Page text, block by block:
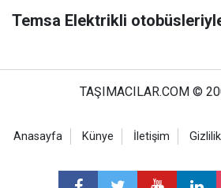
Temsa Elektrikli
TAŞIMACILAR.COM ©
Anasayfa Künye İletişim